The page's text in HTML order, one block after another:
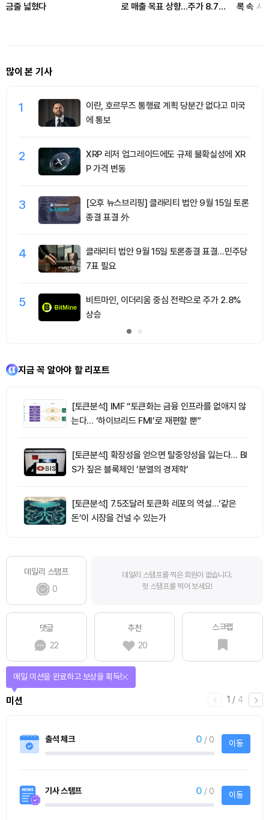
금줄 넓혔다
로 매출 목표 상향…주가 8.7%
록 속 시
많이 본 기사
1
이란, 호르무즈 통행료 계획 당분간 없다고 미국
에 통보
2
XRP 레저 업그레이드에도 규제 불확실성에 XR
P 가격 변동
3
[오후 뉴스브리핑] 클래리티 법안 9월 15일 토론
종결 표결 外
4
클래리티 법안 9월 15일 토론종결 표결…민주당
7표 필요
5
비트마인, 이더리움 중심 전략으로 주가 2.8%
상승
지금 꼭 알아야 할 리포트
[토큰분석] IMF “토큰화는 금융 인프라를 없애지 않
는다… ‘하이브리드 FMI’로 재편할 뿐”
[토큰분석] 확장성을 얻으면 탈중앙성을 잃는다… BI
S가 짚은 블록체인 ‘분열의 경제학’
[토큰분석] 7.5조달러 토큰화 레포의 역설…‘같은
돈’이 시장을 건널 수 있는가
데일리 스탬프
0
데일리 스탬프를 찍은 회원이 없습니다.
첫 스탬프를 찍어 보세요!
댓글
22
추천
20
스크랩
1 / 4
미션
매일 미션을 완료하고 보상을 획득!
출석 체크 0 / 0 이동
기사 스탬프 0 / 0 이동